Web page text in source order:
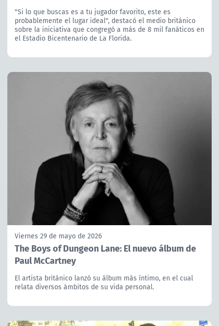
"Si lo que buscas es a tu jugador favorito, este es
probablemente el lugar ideal", destacó el medio británico
sobre la iniciativa que congregó a más de 8 mil fanáticos en
el Estadio Bicentenario de La Florida.
Viernes 29 de mayo de 2026
The Boys of Dungeon Lane: El nuevo álbum de
Paul McCartney
El artista británico lanzó su álbum más íntimo, en el cual
relata diversos ámbitos de su vida personal.